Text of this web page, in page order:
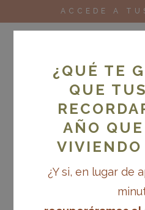
ACCEDE A
¿QUÉ TE
QUE
AÑO
VIVIENDO
¿Y si, en lugar de